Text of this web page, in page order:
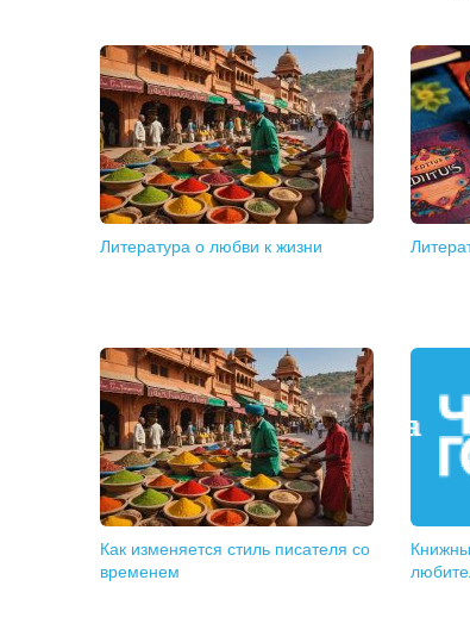
Литература о любви к жизни
Как изменяется стиль писателя со
временем